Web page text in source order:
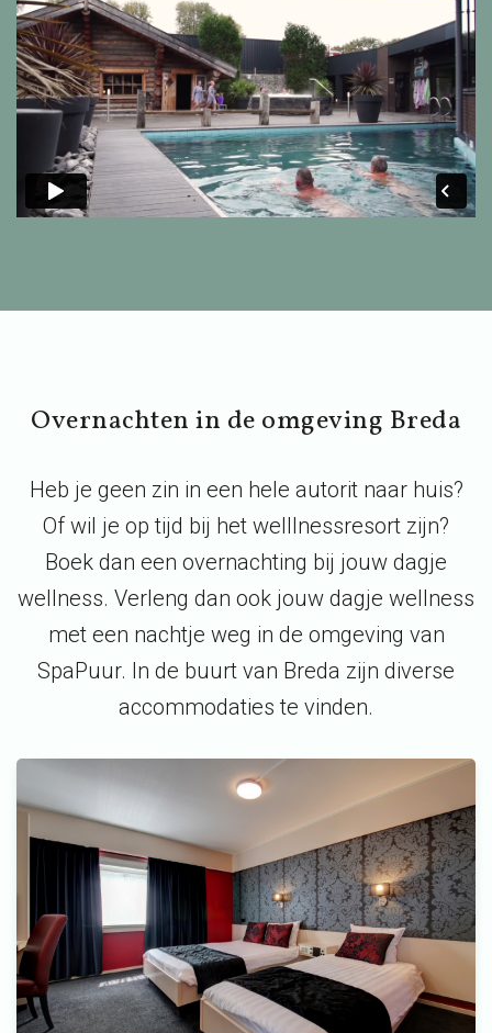
Overnachten in de omgeving Breda
Heb je geen zin in een hele autorit naar huis?
Of wil je op tijd bij het welllnessresort zijn?
Boek dan een overnachting bij jouw dagje
wellness. Verleng dan ook jouw dagje wellness
met een nachtje weg in de omgeving van
SpaPuur. In de buurt van Breda zijn diverse
accommodaties te vinden.